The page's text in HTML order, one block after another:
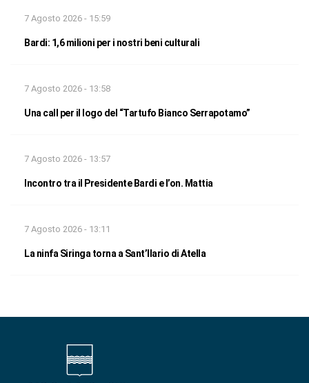
7 Agosto 2026 - 15:59
Bardi: 1,6 milioni per i nostri beni culturali
7 Agosto 2026 - 13:58
Una call per il logo del “Tartufo Bianco Serrapotamo”
7 Agosto 2026 - 13:57
Incontro tra il Presidente Bardi e l’on. Mattia
7 Agosto 2026 - 13:11
La ninfa Siringa torna a Sant’Ilario di Atella